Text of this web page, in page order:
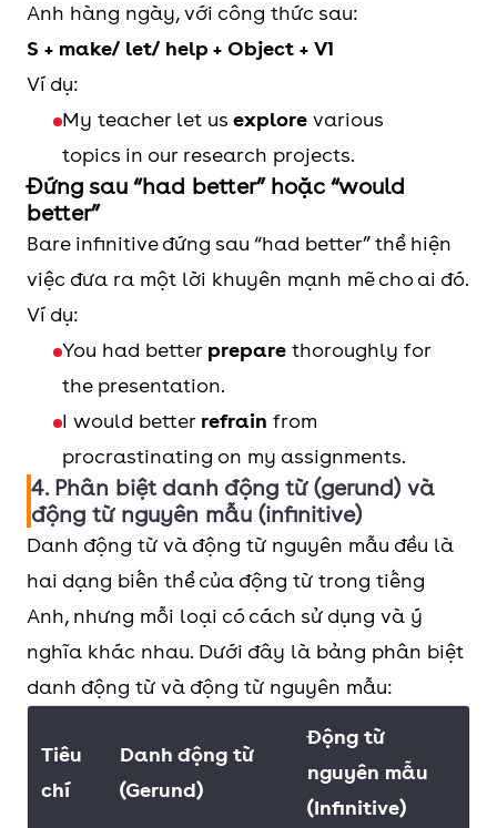
Anh hàng ngày, với công thức sau:
S + make/ let/ help + Object + V1
Ví dụ:
My teacher let us explore various
topics in our research projects.
Đứng sau “had better” hoặc “would
better”
Bare infinitive đứng sau “had better” thể hiện
việc đưa ra một lời khuyên mạnh mẽ cho ai đó.
Ví dụ:
You had better prepare thoroughly for
the presentation.
I would better refrain from
procrastinating on my assignments.
4. Phân biệt danh động từ (gerund) và
động từ nguyên mẫu (infinitive)
Danh động từ và động từ nguyên mẫu đều là
hai dạng biến thể của động từ trong tiếng
Anh, nhưng mỗi loại có cách sử dụng và ý
nghĩa khác nhau. Dưới đây là bảng phân biệt
danh động từ và động từ nguyên mẫu:
Tiêu
chí
Danh động từ
(Gerund)
Động từ
nguyên mẫu
(Infinitive)